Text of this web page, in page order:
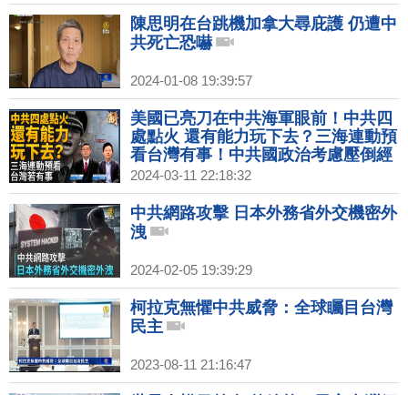
陳思明在台跳機加拿大尋庇護 仍遭中
共死亡恐嚇
2024-01-08 19:39:57
美國已亮刀在中共海軍眼前！中共四
處點火 還有能力玩下去？三海連動預
看台灣有事！中共國政治考慮壓倒經
濟 急速北韓化！價值前導 台灣擁有
優秀鏈實力！｜吳嘉隆｜李世暉｜新
聞大破解 【2024年3月11日】
2024-03-11 22:18:32
中共網路攻擊 日本外務省外交機密外
洩
2024-02-05 19:39:29
柯拉克無懼中共威脅：全球矚目台灣
民主
2023-08-11 21:16:47